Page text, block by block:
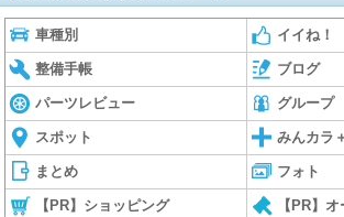
車種別 イイね！
整備手帳 ブログ
パーツレビュー グループ
スポット みんカラ
まとめ フォト
【PR】ショッピング 【PR】